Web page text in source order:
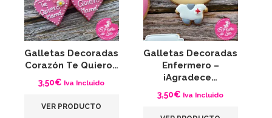
Galletas Decoradas
Corazón Te Quiero…
3,50€ Iva Incluido
VER PRODUCTO
Galletas Decoradas
Enfermero –
¡Agradece…
3,50€ Iva Incluido